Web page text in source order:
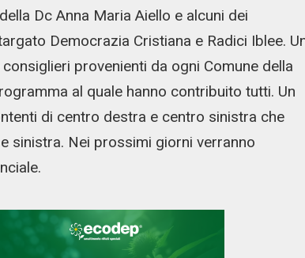
Dc Anna Maria Aiello e alcuni dei
Democrazia Cristiana e Radici Iblee.
provenienti da ogni Comune della
al quale hanno contribuito tutti. Un
di centro destra e centro sinistra che
sinistra. Nei prossimi giorni verranno